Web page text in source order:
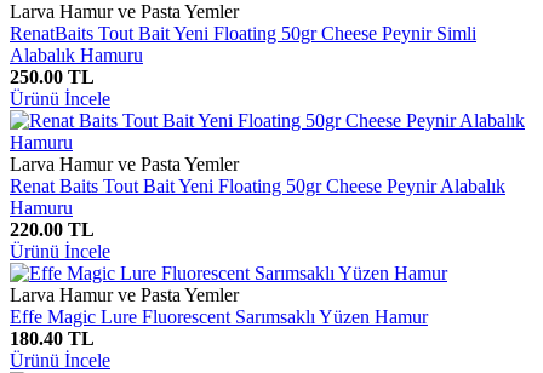
Larva Hamur ve Pasta Yemler
RenatBaits Tout Bait Yeni Floating 50gr Cheese Peynir Simli
Alabalık Hamuru
250.00 TL
Ürünü İncele
Larva Hamur ve Pasta Yemler
Renat Baits Tout Bait Yeni Floating 50gr Cheese Peynir Alabalık
Hamuru
220.00 TL
Ürünü İncele
Larva Hamur ve Pasta Yemler
Effe Magic Lure Fluorescent Sarımsaklı Yüzen Hamur
180.40 TL
Ürünü İncele